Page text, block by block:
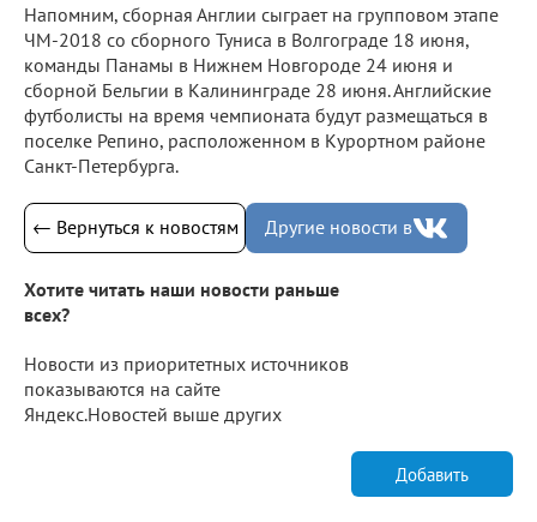
Напомним, сборная Англии сыграет на групповом этапе
ЧМ-2018 со сборного Туниса в Волгограде 18 июня,
команды Панамы в Нижнем Новгороде 24 июня и
сборной Бельгии в Калининграде 28 июня. Английские
футболисты на время чемпионата будут размещаться в
поселке Репино, расположенном в Курортном районе
Санкт-Петербурга.
← Вернуться к новостям Другие новости в
Хотите читать наши новости раньше
всех?
Новости из приоритетных источников
показываются на сайте
Яндекс.Новостей выше других
Добавить